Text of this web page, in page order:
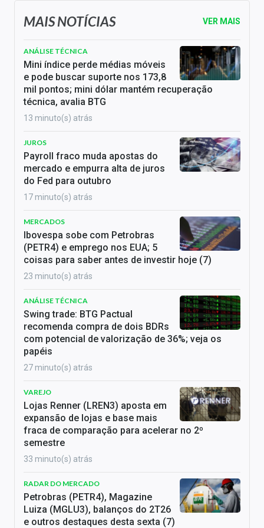
MAIS NOTÍCIAS VER MAIS
ANÁLISE TÉCNICA
Mini índice perde médias móveis
e pode buscar suporte nos 173,8
mil pontos; mini dólar mantém recuperação
técnica, avalia BTG
13 minuto(s) atrás
JUROS
Payroll fraco muda apostas do
mercado e empurra alta de juros
do Fed para outubro
17 minuto(s) atrás
MERCADOS
Ibovespa sobe com Petrobras
(PETR4) e emprego nos EUA; 5
coisas para saber antes de investir hoje (7)
23 minuto(s) atrás
ANÁLISE TÉCNICA
Swing trade: BTG Pactual
recomenda compra de dois BDRs
com potencial de valorização de 36%; veja os
papéis
27 minuto(s) atrás
VAREJO
Lojas Renner (LREN3) aposta em
expansão de lojas e base mais
fraca de comparação para acelerar no 2º
semestre
33 minuto(s) atrás
RADAR DO MERCADO
Petrobras (PETR4), Magazine
Luiza (MGLU3), balanços do 2T26
e outros destaques desta sexta (7)